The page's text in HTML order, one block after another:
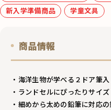
新入学準備商品
学童文具
商品情報
・海洋生物が学べる２ドア筆入
・ランドセルにぴったりサイズ
・細めから太めの鉛筆に対応